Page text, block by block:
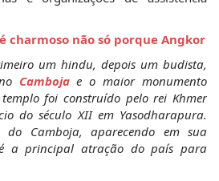
charmoso não só porque Angkor
um hindu, depois um budista,
Camboja e o maior monumento
foi construído pelo rei Khmer
do século XII em Yasodharapura.
do Camboja, aparecendo em sua
a principal atração do país para